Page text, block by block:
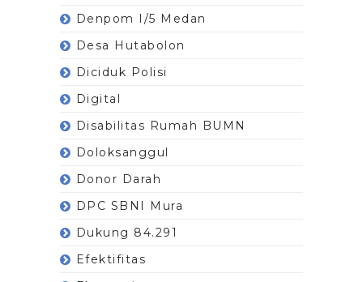
Denpom I/5 Medan
Desa Hutabolon
Diciduk Polisi
Digital
Disabilitas Rumah BUMN
Doloksanggul
Donor Darah
DPC SBNI Mura
Dukung 84.291
Efektifitas